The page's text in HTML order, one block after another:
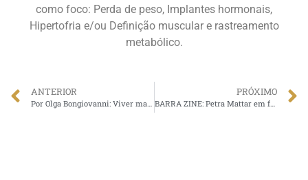
como foco: Perda de peso, Implantes hormonais,
Hipertofria e/ou Definição muscular e rastreamento
metabólico.
ANTERIOR
Por Olga Bongiovanni: Viver mais de 100 anos: saiba como viver mais e melhor.
PRÓXIMO
BARRA ZINE: Petra Mattar em forma com o Dr Claudio Ambrosio.